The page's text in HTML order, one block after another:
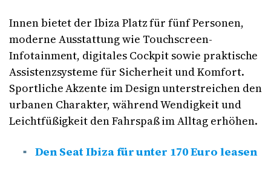
Innen bietet der Ibiza Platz für fünf Personen,
moderne Ausstattung wie Touchscreen-
Infotainment, digitales Cockpit sowie praktische
Assistenzsysteme für Sicherheit und Komfort.
Sportliche Akzente im Design unterstreichen den
urbanen Charakter, während Wendigkeit und
Leichtfüßigkeit den Fahrspaß im Alltag erhöhen.
Den Seat Ibiza für unter 170 Euro leasen